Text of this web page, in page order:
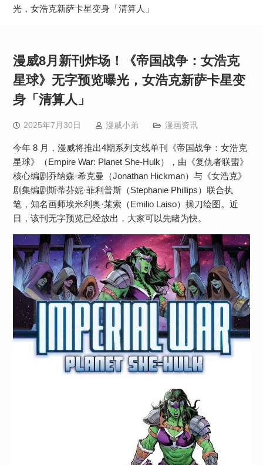
光，女浩克新萨卡星变身「清算人」
漫威8月新刊炸场！《帝国战争：女浩克
星球》无字预览曝光，女浩克新萨卡星变
身「清算人」
2025年7月30日 漫威小弟 漫画资讯
今年 8 月，漫威将推出4期系列支线单刊《帝国战争：女浩克
星球》（Empire War: Planet She-Hulk），由《复仇者联盟》
核心编剧乔纳森·希克曼（Jonathan Hickman）与《女浩克》
剧集编剧斯蒂芬妮·菲利普斯（Stephanie Phillips）联合执
笔，知名画师埃米利奥·莱索（Emilio Laiso）操刀绘图。近
日，该刊无字预览已经放出，大家可以先睹为快。